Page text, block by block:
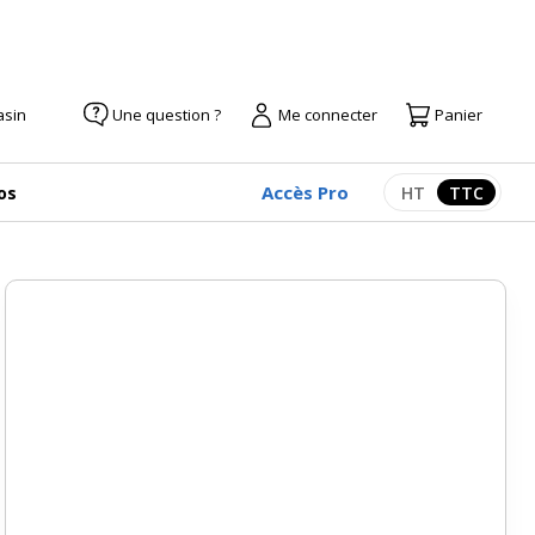
Une question ? Me connecter Panier
Accès Pro Afficher les
HT TTC